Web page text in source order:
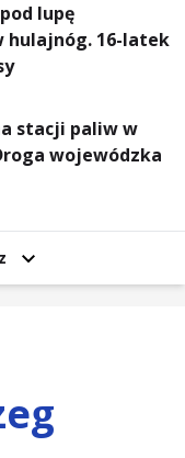
lupę
hulajnóg. 16-latek
stacji paliw w
wojewódzka